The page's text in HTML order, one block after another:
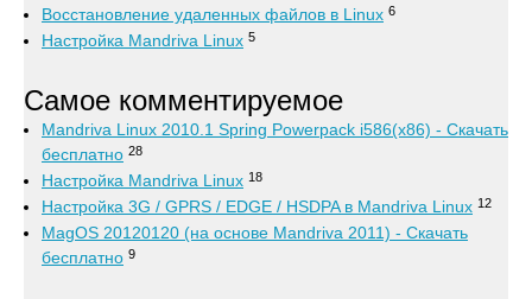
Восстановление удаленных файлов в Linux 6
Настройка Mandriva Linux 5
Самое комментируемое
Mandriva Linux 2010.1 Spring Powerpack i586(x86) - Скачать
бесплатно 28
Настройка Mandriva Linux 18
Настройка 3G / GPRS / EDGE / HSDPA в Mandriva Linux 12
MagOS 20120120 (на основе Mandriva 2011) - Скачать
бесплатно 9